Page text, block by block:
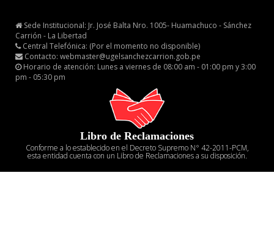
Sede Institucional: Jr. José Balta Nro. 1005- Huamachuco - Sánchez
Carrión - La Libertad
Central Telefónica: (Por el momento no disponible)
Contacto: webmaster@ugelsanchezcarrion.gob.pe
Horario de atención: Lunes a viernes de 08:00 am - 01:00 pm y 3:00
pm - 05:30 pm
Libro de Reclamaciones
Conforme a lo establecido en el Decreto Supremo N° 42-2011-PCM,
esta entidad cuenta con un Libro de Reclamaciones a su disposición.